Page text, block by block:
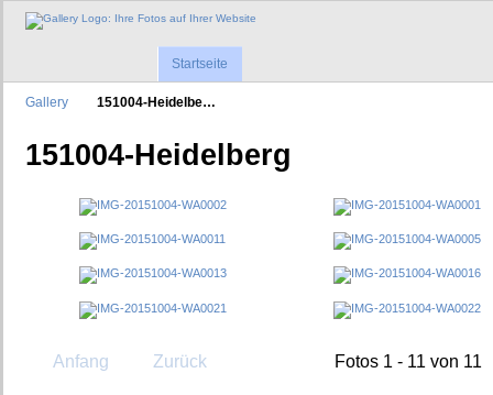
Startseite
Gallery 151004-Heidelbe…
151004-Heidelberg
Anfang Zurück Fotos 1 - 11 von 11